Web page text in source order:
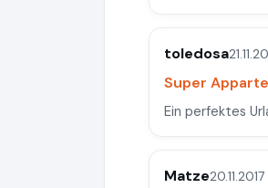
toledosa
Super
Ein perfektes
Matze20.11.2017